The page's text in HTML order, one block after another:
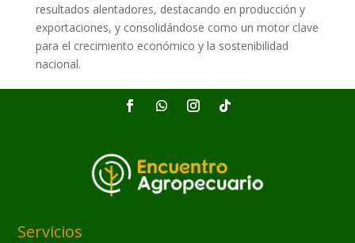
resultados alentadores, destacando en producción y
exportaciones, y consolidándose como un motor clave
para el crecimiento económico y la sostenibilidad
nacional.
Servicios